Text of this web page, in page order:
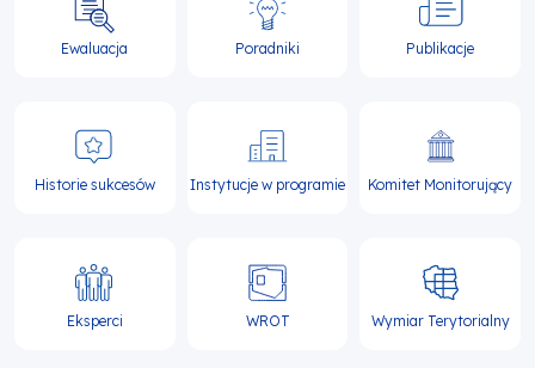
Ewaluacja Poradniki Publikacje
Historie sukcesów Instytucje w programie Komitet Monitorujący
Eksperci WROT Wymiar Terytorialny